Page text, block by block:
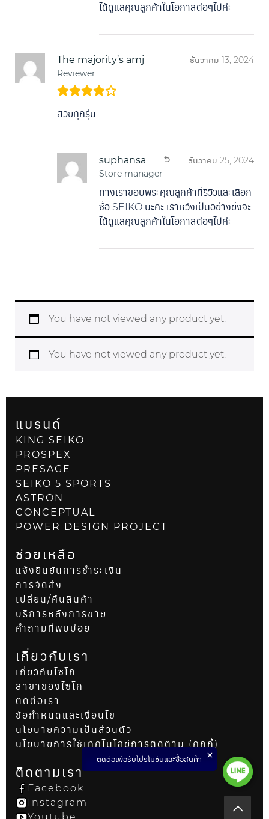
ได้ดูแลคุณลูกค้าในโอกาสต่อๆไปค่ะ
The majority’s amj
Reviewer
ธันวาคม 13, 2024
สวยทุกรุ่น
suphansa
Store manager
ธันวาคม 25, 2024
ทางเราขอบพระคุณลูกค้าที่รีวิวและเลือก
ซื้อ SEIKO นะคะ เราหวังเป็นอย่างยิ่งจะ
ได้ดูแลคุณลูกค้าในโอกาสต่อๆไปค่ะ
You have not viewed any product yet.
You have not viewed any product yet.
แบรนด์
KING SEIKO
PROSPEX
PRESAGE
SEIKO 5 SPORTS
ASTRON
CONCEPTUAL
POWER DESIGN PROJECT
ช่วยเหลือ
แจ้งยืนยันการชำระเงิน
การจัดส่ง
เปลี่ยน/คืนสินค้า
บริการหลังการขาย
คำถามที่พบบ่อย
เกี่ยวกับเรา
เกี่ยวกับไซโก
สาขาของไซโก
ติดต่อเรา
ข้อกำหนดและเงื่อนไข
นโยบายความเป็นส่วนตัว
นโยบายการใช้เทคโนโลยีการติดตาม (คุกกี้)
ติดตามเรา
Facebook
Instagram
ติดต่อเพื่อรับโปรโมชั่นและซื้อสินค้า